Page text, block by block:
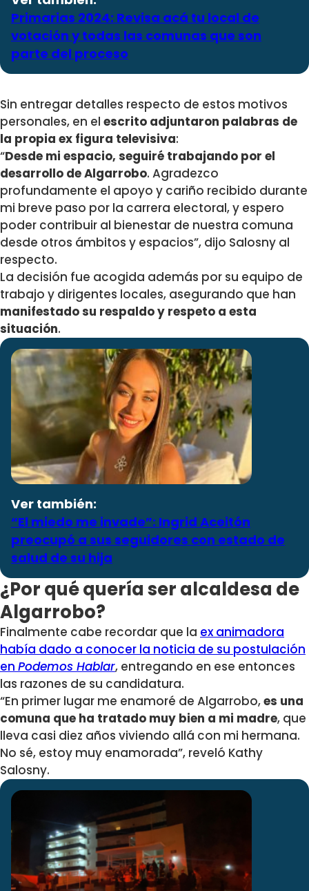
Primarias 2024: Revisa acá tu local de
votación y todas las comunas que son
parte del proceso
Sin entregar detalles respecto de estos motivos
personales, en el escrito adjuntaron palabras de
la propia ex figura televisiva:
“Desde mi espacio, seguiré trabajando por el
desarrollo de Algarrobo. Agradezco
profundamente el apoyo y cariño recibido durante
mi breve paso por la carrera electoral, y espero
poder contribuir al bienestar de nuestra comuna
desde otros ámbitos y espacios”, dijo Salosny al
respecto.
La decisión fue acogida además por su equipo de
trabajo y dirigentes locales, asegurando que han
manifestado su respaldo y respeto a esta
situación.
Ver también:
“El miedo me invade”: Ingrid Aceitón
preocupó a sus seguidores con estado de
salud de su hija
¿Por qué quería ser alcaldesa de
Algarrobo?
Finalmente cabe recordar que la ex animadora
había dado a conocer la noticia de su postulación
en Podemos Hablar, entregando en ese entonces
las razones de su candidatura.
“En primer lugar me enamoré de Algarrobo,es una
comuna que ha tratado muy bien a mi madre, que
lleva casi diez años viviendo allá con mi hermana.
No sé, estoy muy enamorada”, reveló Kathy
Salosny.